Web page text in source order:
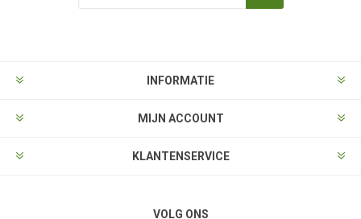
INFORMATIE
MIJN ACCOUNT
KLANTENSERVICE
VOLG ONS